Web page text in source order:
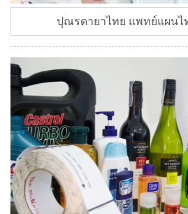
ปุณรดายาไทย แพทย์แผน